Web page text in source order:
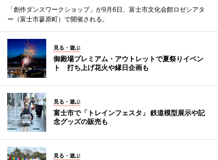
「創作ダンスワークショップ」が9月6日、富士市文化会館ロゼシアタ
ー（富士市蓼原町）で開催される。
見る・遊ぶ
御殿場プレミアム・アウトレットで夏祭りイベン
ト 打ち上げ花火や縁日企画も
見る・遊ぶ
富士市で「トレインフェスタ」 鉄道模型展示や記
念グッズの販売も
見る・遊ぶ